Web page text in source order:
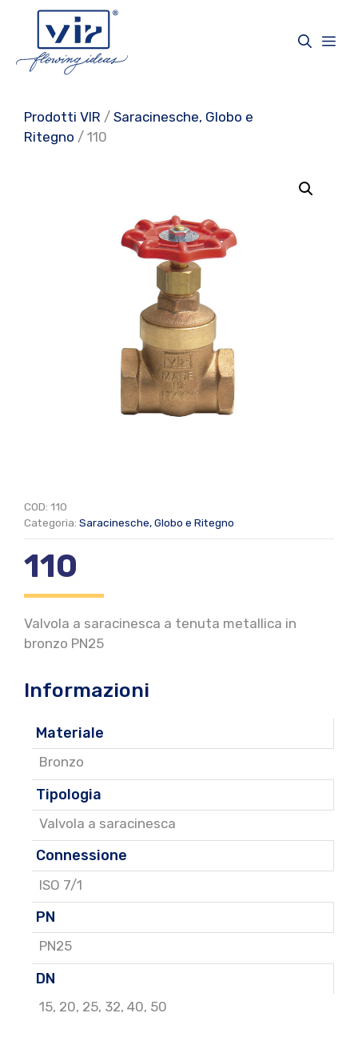
contenuto
Prodotti VIR / Saracinesche, Globo e
Ritegno / 110
COD: 110
Categoria: Saracinesche, Globo e Ritegno
110
Valvola a saracinesca a tenuta metallica in
bronzo PN25
Informazioni
Materiale
Bronzo
Tipologia
Valvola a saracinesca
Connessione
ISO 7/1
PN
PN25
DN
15, 20, 25, 32, 40, 50